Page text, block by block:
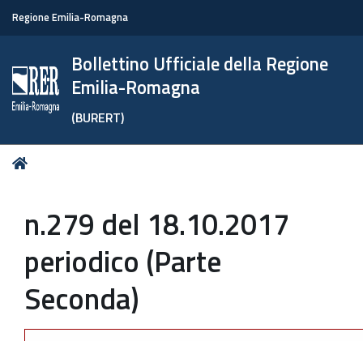
Regione Emilia-Romagna
Bollettino Ufficiale della Regione
Emilia-Romagna
(BURERT)
Tu
n.279 del 18.10.2017
periodico (Parte
Seconda)